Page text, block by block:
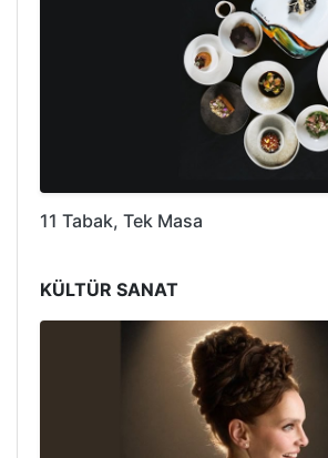
11 Tabak, Tek Masa
KÜLTÜR SANAT